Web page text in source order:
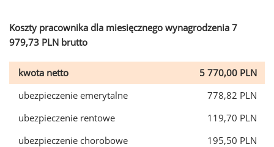
Koszty pracownika dla miesięcznego wynagrodzenia 7
979,73 PLN brutto
kwota netto
5 770,00 PLN
ubezpieczenie emerytalne
778,82 PLN
ubezpieczenie rentowe
119,70 PLN
ubezpieczenie chorobowe
195,50 PLN